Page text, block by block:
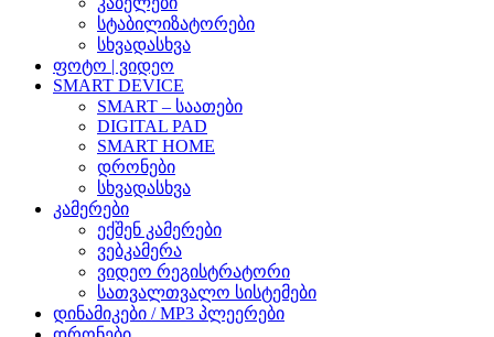
სტაბილიზატორები
სხვადასხვა
ფოტო | ვიდეო
SMART DEVICE
SMART – საათები
DIGITAL PAD
SMART HOME
დრონები
სხვადასხვა
კამერები
ექშენ კამერები
ვებკამერა
ვიდეო რეგისტრატორი
სათვალთვალო სისტემები
დინამიკები / MP3 პლეერები